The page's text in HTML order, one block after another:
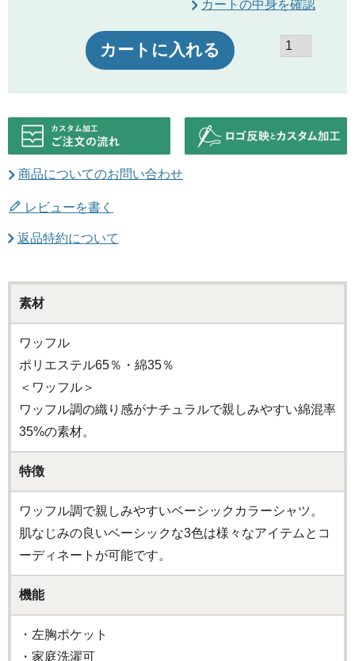
カートの中身を確認
カートに入れる
商品についてのお問い合わせ
レビューを書く
返品特約について
素材
ワッフル
ポリエステル65％・綿35％
＜ワッフル＞
ワッフル調の織り感がナチュラルで親しみやすい綿混率
35%の素材。
特徴
ワッフル調で親しみやすいベーシックカラーシャツ。
肌なじみの良いベーシックな3色は様々なアイテムとコ
ーディネートが可能です。
機能
・左胸ポケット
・家庭洗濯可